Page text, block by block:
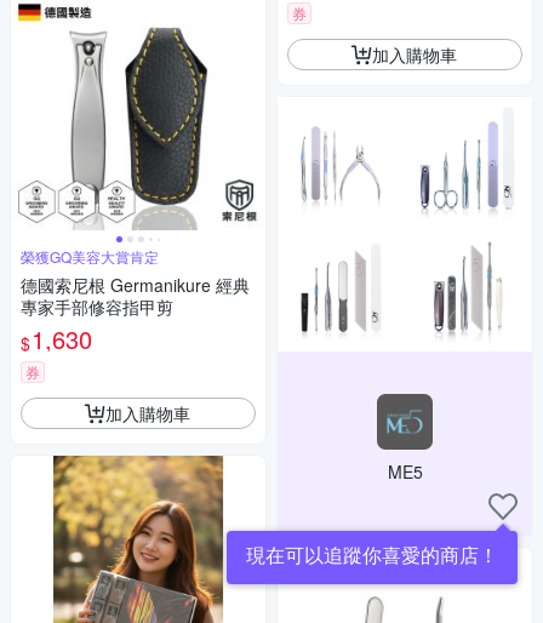
榮獲GQ美容大賞肯定
德國索尼根 Germanikure 經典
專家手部修容指甲剪
$1,630
券
加入購物車
券
加入購物車
ME5
現在可以追蹤你喜愛的商店！